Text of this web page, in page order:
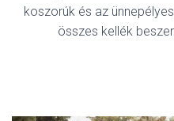
koszorúk és az
összes kellék